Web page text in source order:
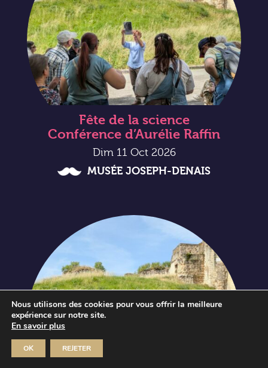
Fête de la science
Conférence d’Aurélie Raffin
Dim 11 Oct 2026
MUSÉE JOSEPH-DENAIS
Nous utilisons des cookies pour vous offrir la meilleure
expérience sur notre site.
En savoir plus
OK REJETER